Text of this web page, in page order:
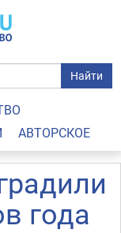
Найти
АВТОРСКОЕ
года